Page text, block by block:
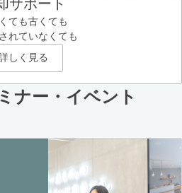
サポート
ても古くても
れていなくても
しく見る
ナー・イベント